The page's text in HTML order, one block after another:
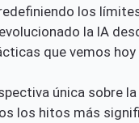
los
la IA
que vemos hoy
única sobre
los hitos más